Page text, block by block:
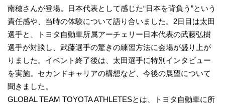
南穂さんが登場。日本代表として感じた“日本を背負う”という
責任感や、当時の体験について語り合いました。2日目は太田
選手と、トヨタ自動車所属アーチェリー日本代表の武藤弘樹
選手が対談し、武藤選手の驚きの練習方法に会場が盛り上が
りました。イベント終了後は、太田選手に特別インタビュー
を実施。セカンドキャリアの構想など、今後の展望について
聞きました。
GLOBAL TEAM TOYOTA ATHLETESとは、トヨタ自動車に所